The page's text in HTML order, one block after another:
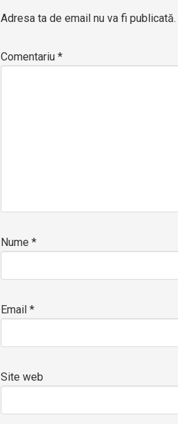
Adresa ta de email nu va fi publicată.
Comentariu *
Nume *
Email *
Site web